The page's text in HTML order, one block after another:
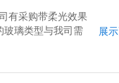
有采购带柔光效果
玻璃类型与我司需
一些简单的参数
展